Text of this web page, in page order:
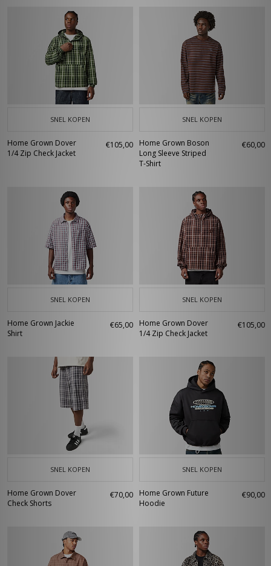
SNEL KOPEN
Home Grown Dover
1/4 Zip Check Jacket
€105,00
SNEL KOPEN
Home Grown Boson
Long Sleeve Striped
T-Shirt
€60,00
SNEL KOPEN
Home Grown Jackie
Shirt
€65,00
SNEL KOPEN
Home Grown Dover
1/4 Zip Check Jacket
€105,00
SNEL KOPEN
Home Grown Dover
Check Shorts
€70,00
SNEL KOPEN
Home Grown Future
Hoodie
€90,00